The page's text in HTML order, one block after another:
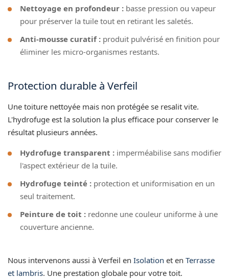
Nettoyage en profondeur : basse pression ou vapeur
pour préserver la tuile tout en retirant les saletés.
Anti-mousse curatif : produit pulvérisé en finition pour
éliminer les micro-organismes restants.
Protection durable à Verfeil
Une toiture nettoyée mais non protégée se resalit vite.
L'hydrofuge est la solution la plus efficace pour conserver le
résultat plusieurs années.
Hydrofuge transparent : imperméabilise sans modifier
l'aspect extérieur de la tuile.
Hydrofuge teinté : protection et uniformisation en un
seul traitement.
Peinture de toit : redonne une couleur uniforme à une
couverture ancienne.
Nous intervenons aussi à Verfeil en Isolation et en Terrasse
et lambris. Une prestation globale pour votre toit.